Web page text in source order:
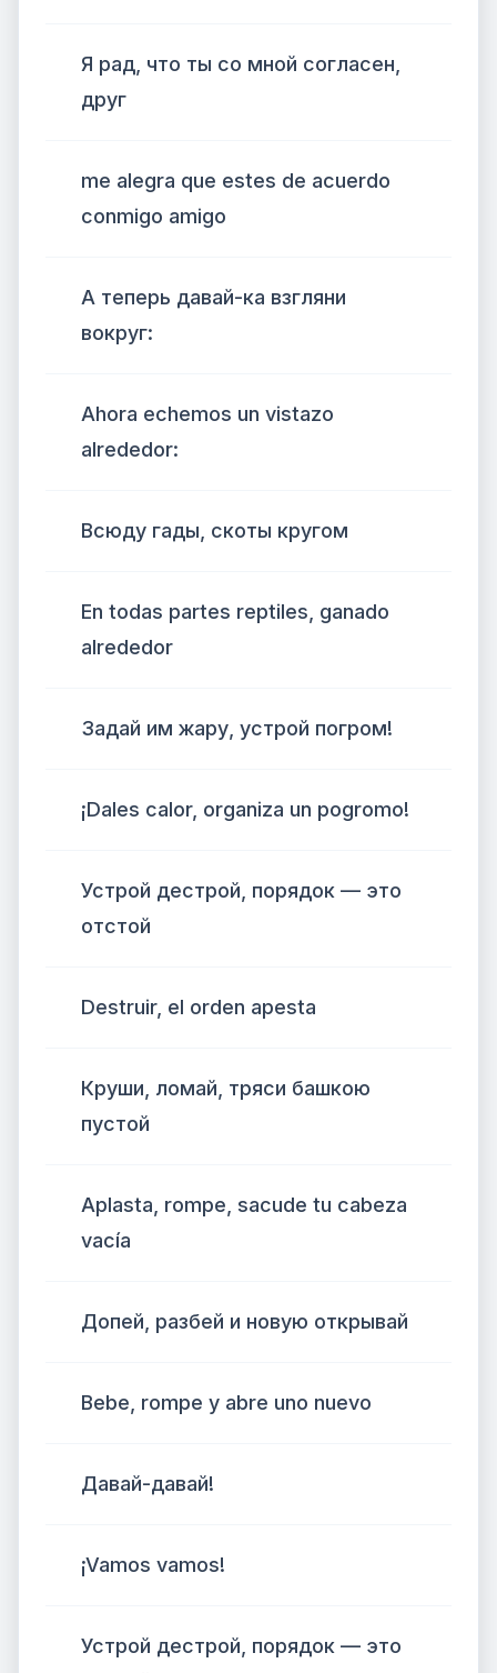
Я рад, что ты со мной согласен,
друг
me alegra que estes de acuerdo
conmigo amigo
А теперь давай-ка взгляни
вокруг:
Ahora echemos un vistazo
alrededor:
Всюду гады, скоты кругом
En todas partes reptiles, ganado
alrededor
Задай им жару, устрой погром!
¡Dales calor, organiza un pogromo!
Устрой дестрой, порядок — это
отстой
Destruir, el orden apesta
Круши, ломай, тряси башкою
пустой
Aplasta, rompe, sacude tu cabeza
vacía
Допей, разбей и новую открывай
Bebe, rompe y abre uno nuevo
Давай-давай!
¡Vamos vamos!
Устрой дестрой, порядок — это